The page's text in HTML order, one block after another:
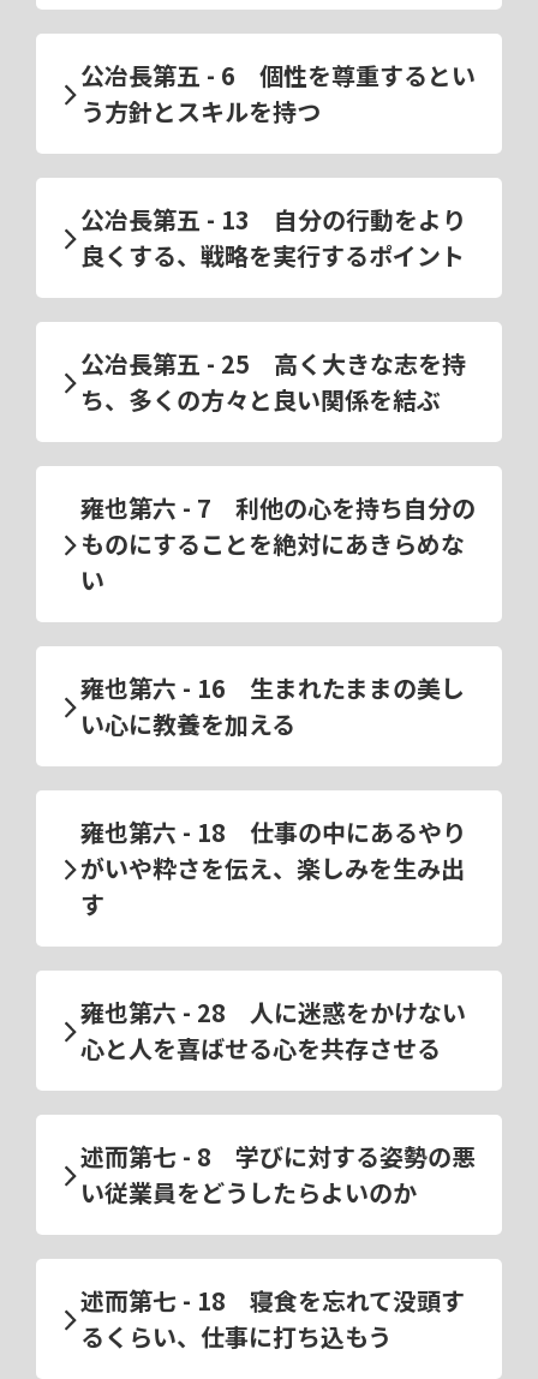
公冶長第五 - 6 個性を尊重するとい
う方針とスキルを持つ
公冶長第五 - 13 自分の行動をより
良くする、戦略を実行するポイント
公冶長第五 - 25 高く大きな志を持
ち、多くの方々と良い関係を結ぶ
雍也第六 - 7 利他の心を持ち自分の
ものにすることを絶対にあきらめな
い
雍也第六 - 16 生まれたままの美し
い心に教養を加える
雍也第六 - 18 仕事の中にあるやり
がいや粋さを伝え、楽しみを生み出
す
雍也第六 - 28 人に迷惑をかけない
心と人を喜ばせる心を共存させる
述而第七 - 8 学びに対する姿勢の悪
い従業員をどうしたらよいのか
述而第七 - 18 寝食を忘れて没頭す
るくらい、仕事に打ち込もう